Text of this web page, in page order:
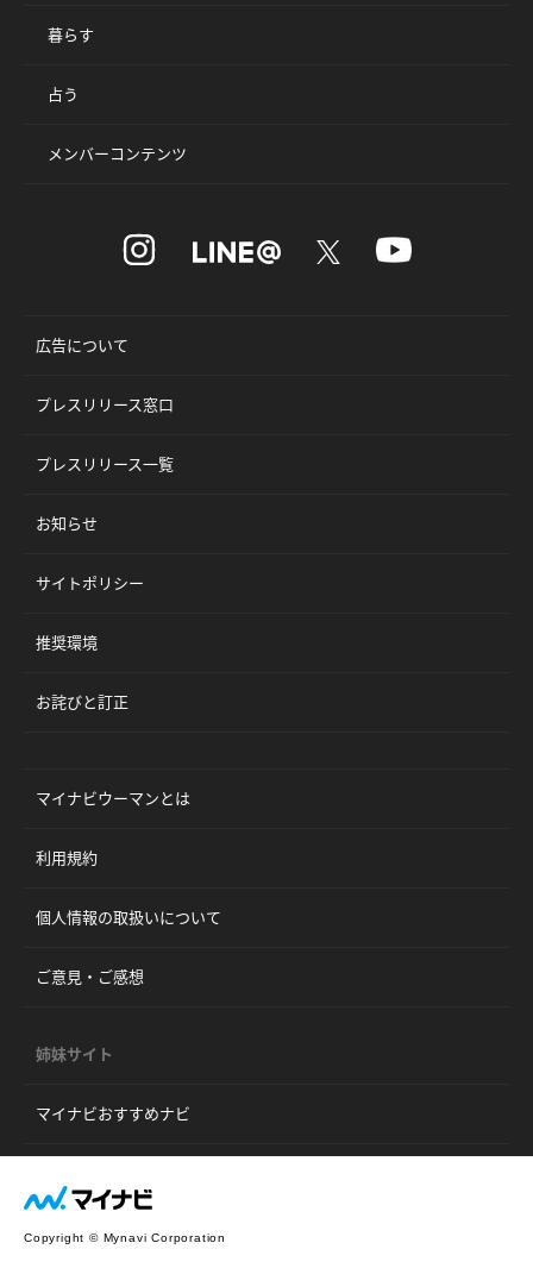
暮らす
占う
メンバーコンテンツ
広告について
プレスリリース窓口
プレスリリース一覧
お知らせ
サイトポリシー
推奨環境
お詫びと訂正
マイナビウーマンとは
利用規約
個人情報の取扱いについて
ご意見・ご感想
姉妹サイト
マイナビおすすめナビ
Copyright © Mynavi Corporation